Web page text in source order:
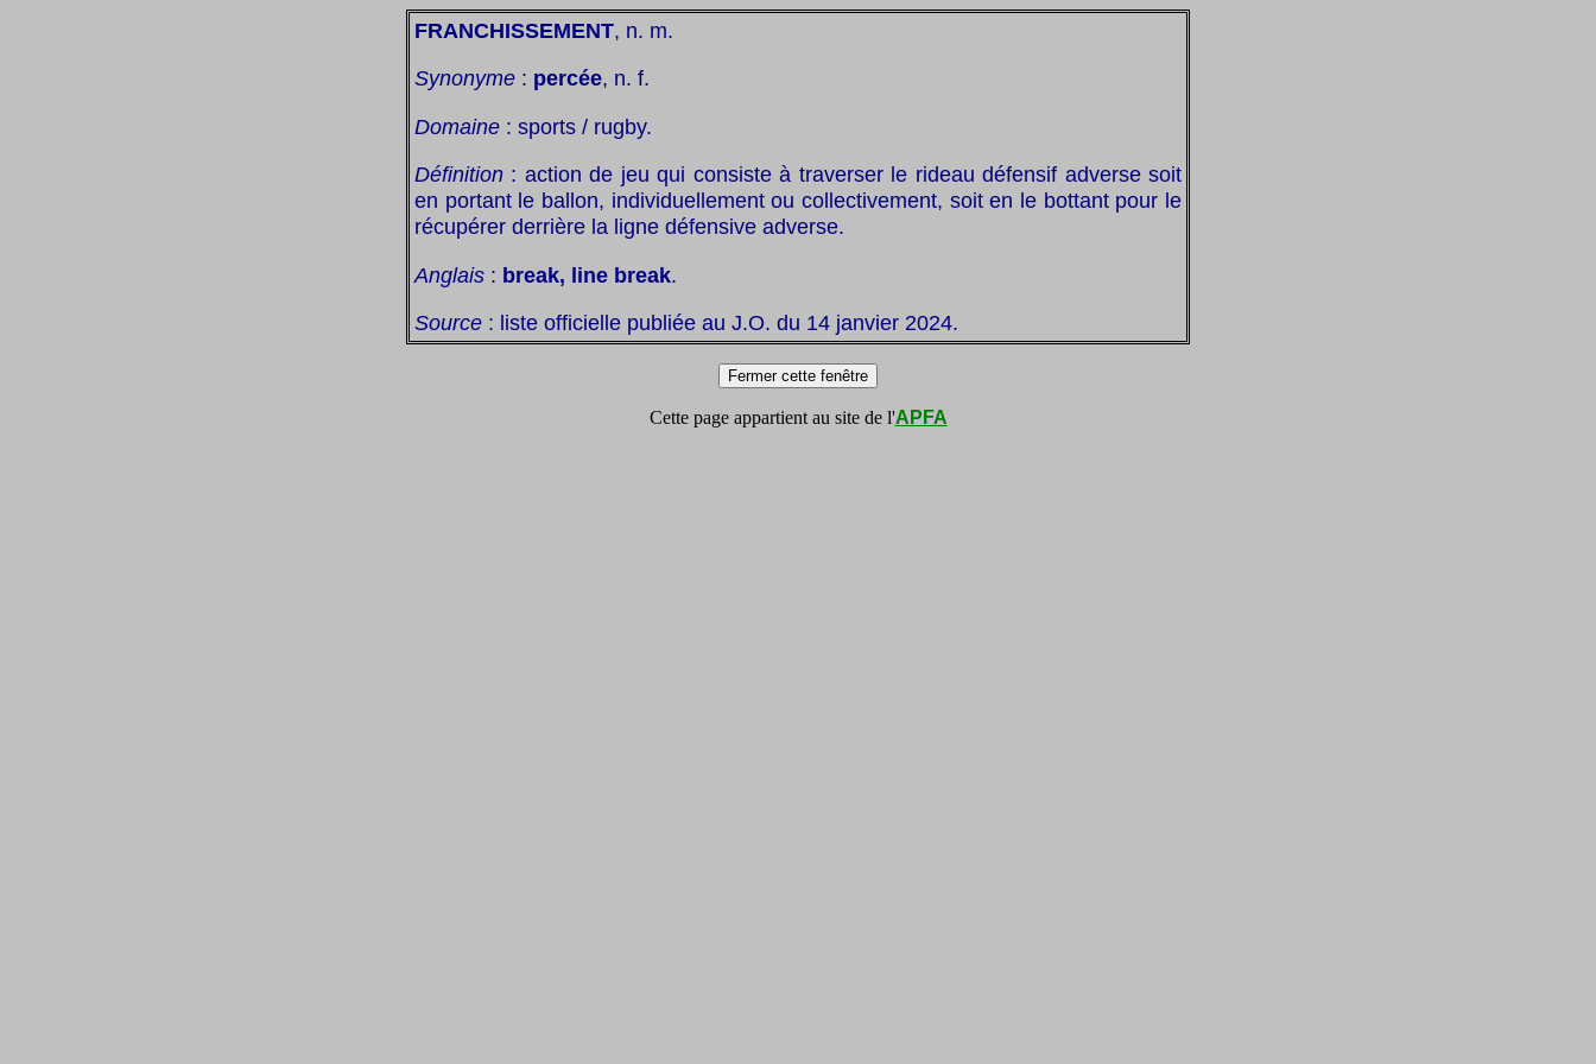
FRANCHISSEMENT, n. m.
Synonyme : percée, n. f.
Domaine : sports / rugby.
Définition : action de jeu qui consiste à traverser le rideau défensif adverse soit
en portant le ballon, individuellement ou collectivement, soit en le bottant pour le
récupérer derrière la ligne défensive adverse.
Anglais : break, line break.
Source : liste officielle publiée au J.O. du 14 janvier 2024.
Cette page appartient au site de l'APFA